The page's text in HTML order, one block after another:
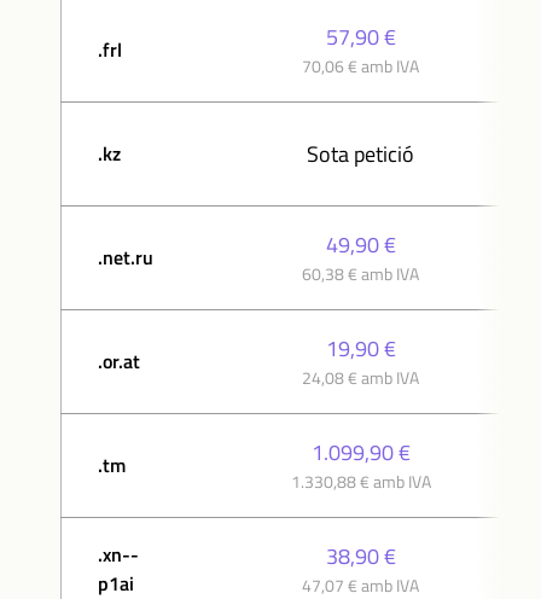
.frl 57,90 €
70,06 € amb IVA
.kz Sota petició
.net.ru 49,90 €
60,38 € amb IVA
.or.at 19,90 €
24,08 € amb IVA
.tm 1.099,90 €
1.330,88 € amb IVA
.xn--
p1ai
38,90 €
47,07 € amb IVA